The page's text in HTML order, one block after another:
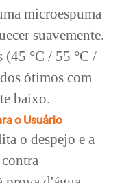
microespuma
suavemente.
(45 °C / 55 °C /
ótimos com
baixo.
o Usuário
o despejo e a